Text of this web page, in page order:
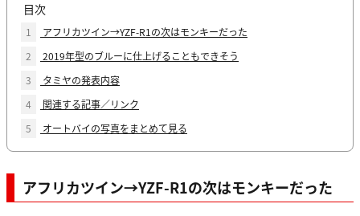
目次
1
アフリカツイン→YZF-R1の次はモンキーだった
2
2019年型のブルーに仕上げることもできそう
3
タミヤの発表内容
4
関連する記事／リンク
5
オートバイの写真をまとめて見る
アフリカツイン→YZF-R1の次はモンキーだった